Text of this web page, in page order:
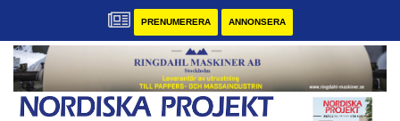
PRENUMERERA ANNONSERA